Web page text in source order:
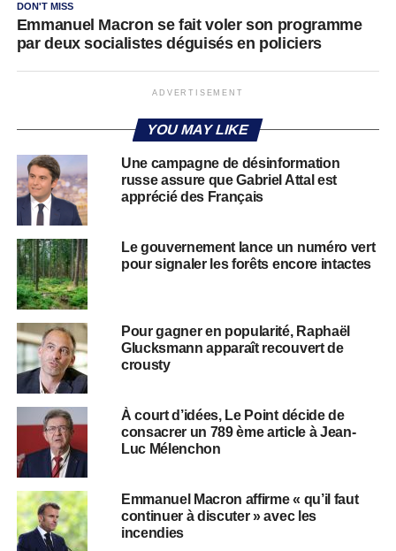
DON'T MISS
Emmanuel Macron se fait voler son programme
par deux socialistes déguisés en policiers
ADVERTISEMENT
YOU MAY LIKE
Une campagne de désinformation
russe assure que Gabriel Attal est
apprécié des Français
Le gouvernement lance un numéro vert
pour signaler les forêts encore intactes
Pour gagner en popularité, Raphaël
Glucksmann apparaît recouvert de
crousty
À court d’idées, Le Point décide de
consacrer un 789 ème article à Jean-
Luc Mélenchon
Emmanuel Macron affirme « qu’il faut
continuer à discuter » avec les
incendies